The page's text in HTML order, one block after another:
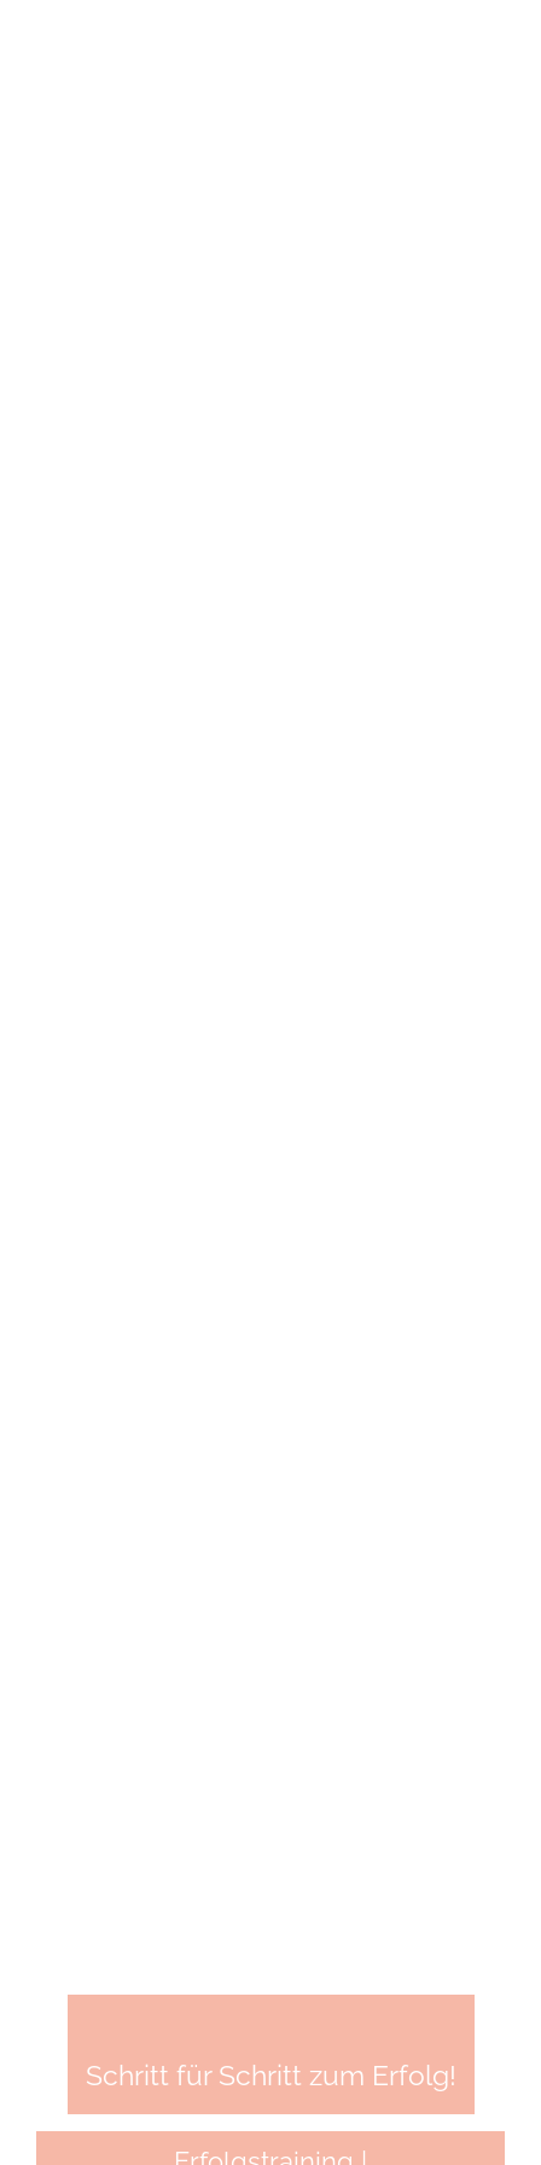
Schritt für Schritt zum Erfolg!